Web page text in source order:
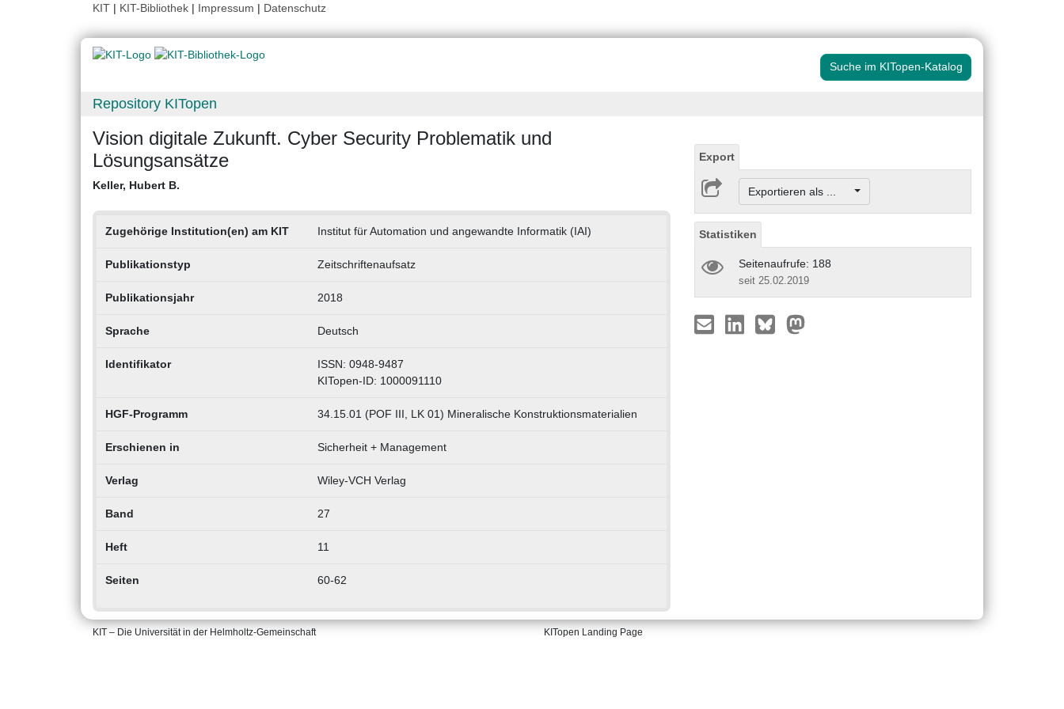
KIT | KIT-Bibliothek | Impressum | Datenschutz
Suche im KITopen-Katalog
Repository KITopen
Vision digitale Zukunft. Cyber Security Problematik und
Lösungsansätze
Keller, Hubert B.
Zugehörige Institution(en) am KIT Institut für Automation und angewandte Informatik (IAI)
Publikationstyp Zeitschriftenaufsatz
Publikationsjahr 2018
Sprache Deutsch
Identifikator
ISSN: 0948-9487
KITopen-ID: 1000091110
HGF-Programm 34.15.01 (POF III, LK 01) Mineralische Konstruktionsmaterialien
Erschienen in Sicherheit + Management
Verlag Wiley-VCH Verlag
Band 27
Heft 11
Seiten 60-62
Export
Exportieren als ...
Statistiken
Seitenaufrufe: 188
seit 25.02.2019
KIT – Die Universität in der Helmholtz-Gemeinschaft KITopen Landing Page